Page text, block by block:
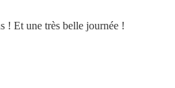
! Et une très belle journée !